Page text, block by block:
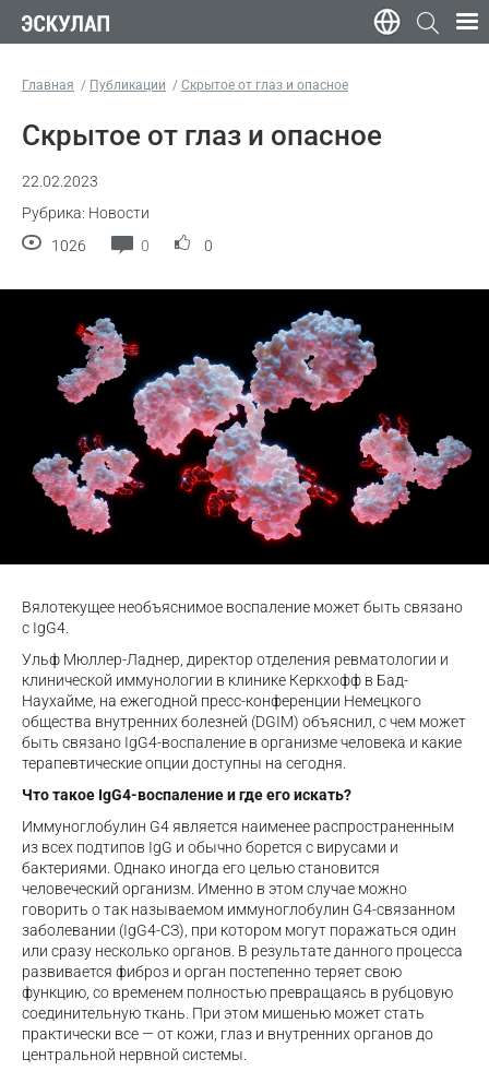
Главная Публикации Скрытое от глаз и опасное
Скрытое от глаз и опасное
22.02.2023
Рубрика: Новости
1026
0 0
Вялотекущее необъяснимое воспаление может быть связано
с IgG4.
Ульф Мюллер-Ладнер, директор отделения ревматологии и
клинической иммунологии в клинике Керкхофф в Бад-
Наухайме, на ежегодной пресс-конференции Немецкого
общества внутренних болезней (DGIM) объяснил, с чем может
быть связано IgG4-воспаление в организме человека и какие
терапевтические опции доступны на сегодня.
Что такое IgG4-воспаление и где его искать?
Иммуноглобулин G4 является наименее распространенным
из всех подтипов IgG и обычно борется с вирусами и
бактериями. Однако иногда его целью становится
человеческий организм. Именно в этом случае можно
говорить о так называемом иммуноглобулин G4-связанном
заболевании (IgG4-СЗ), при котором могут поражаться один
или сразу несколько органов. В результате данного процесса
развивается фиброз и орган постепенно теряет свою
функцию, со временем полностью превращаясь в рубцовую
соединительную ткань. При этом мишенью может стать
практически все — от кожи, глаз и внутренних органов до
центральной нервной системы.